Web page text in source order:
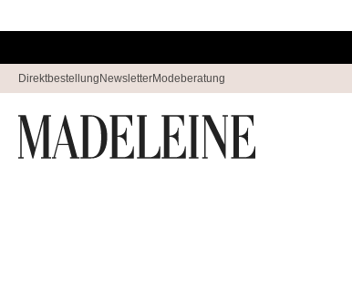
Direktbestellung NewsletterModeberatung